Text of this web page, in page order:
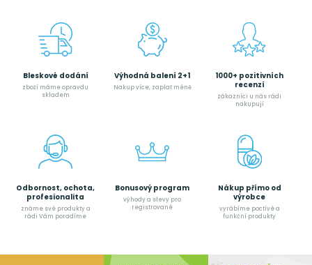
Bleskové dodání
zboží máme opravdu
skladem
Výhodná balení 2+1
Nakup více, zaplať méně
1000+ pozitivních
recenzí
zákazníci u nás rádi
nakupují
Odbornost, ochota,
profesionalita
známe své produkty a
rádi Vám poradíme
Bonusový program
výhody a slevy pro
registrované
Nákup přímo od
výrobce
vyrábíme poctívé a
funkční produkty